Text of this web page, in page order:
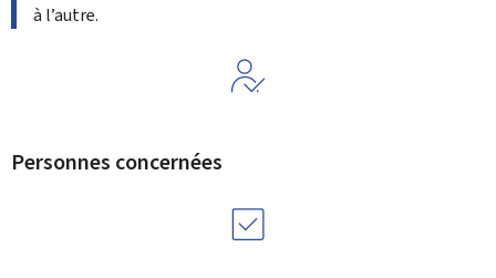
à l’autre.
Personnes concernées